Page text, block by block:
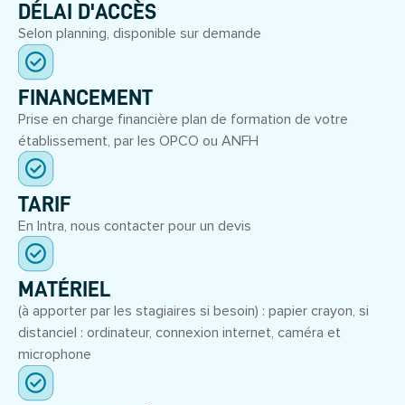
DÉLAI D'ACCÈS
Selon planning, disponible sur demande
FINANCEMENT
Prise en charge financière plan de formation de votre
établissement, par les OPCO ou ANFH
TARIF
En Intra, nous contacter pour un devis
MATÉRIEL
(à apporter par les stagiaires si besoin) : papier crayon, si
distanciel : ordinateur, connexion internet, caméra et
microphone